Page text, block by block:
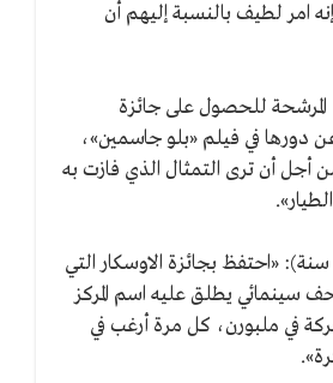
امر لطيف بالنسبة إليهم أن
للحصول على جائزة
دورها في فيلم «بلو جاسمين»،
أجل أن ترى التمثال الذي فازت به
وقالت بلانشيت (44 سنة): «احتفظ بجائزة الاوسكار التي
سينمائي يطلق عليه اسم المركز
في ملبورن، كل مرة أرغب في